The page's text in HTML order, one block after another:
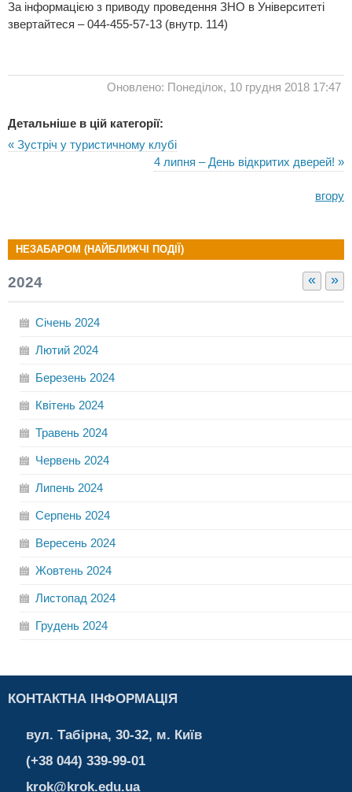
За інформацією з приводу проведення ЗНО в Університеті
звертайтеся – 044-455-57-13 (внутр. 114)
Оновлено: Понеділок, 10 грудня 2018 17:47
Детальніше в цій категорії:
« Зустріч у туристичному клубі
4 липня – День відкритих дверей! »
вгору
НЕЗАБАРОМ (НАЙБЛИЖЧІ ПОДІЇ)
« »
2024
Січень 2024
Лютий 2024
Березень 2024
Квітень 2024
Травень 2024
Червень 2024
Липень 2024
Серпень 2024
Вересень 2024
Жовтень 2024
Листопад 2024
Грудень 2024
КОНТАКТНА ІНФОРМАЦІЯ
вул. Табірна, 30-32, м. Київ
(+38 044) 339-99-01
krok@krok.edu.ua